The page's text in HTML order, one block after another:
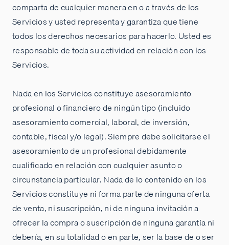
comparta de cualquier manera en o a través de los
Servicios y usted representa y garantiza que tiene
todos los derechos necesarios para hacerlo. Usted es
responsable de toda su actividad en relación con los
Servicios.
Nada en los Servicios constituye asesoramiento
profesional o financiero de ningún tipo (incluido
asesoramiento comercial, laboral, de inversión,
contable, fiscal y/o legal). Siempre debe solicitarse el
asesoramiento de un profesional debidamente
cualificado en relación con cualquier asunto o
circunstancia particular. Nada de lo contenido en los
Servicios constituye ni forma parte de ninguna oferta
de venta, ni suscripción, ni de ninguna invitación a
ofrecer la compra o suscripción de ninguna garantía ni
debería, en su totalidad o en parte, ser la base de o ser